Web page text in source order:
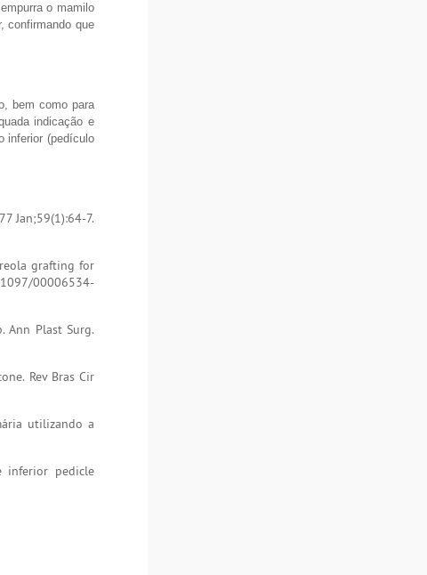
o mamilo
confirmando que
bem como para
indicação e
inferior (pedículo
Jan;59(1):64-7.
grafting for
00006534-
Ann Plast Surg.
Rev Bras Cir
utilizando a
inferior pedicle